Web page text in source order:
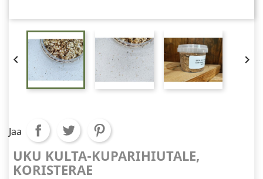
 
Jaa
UKU KULTA-KUPARIHIUTALE,
KORISTERAE